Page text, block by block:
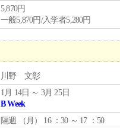
5,870円
一般5,870円/入学者5,280円
川野 文彰
1月 14日 ～ 3月 25日
B Week
隔週 （ 月 ） 16 ：30 ～ 17 ：50